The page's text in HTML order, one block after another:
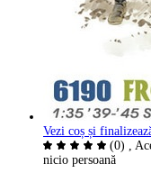
Vezi coș și
(0)
,
nicio persoană